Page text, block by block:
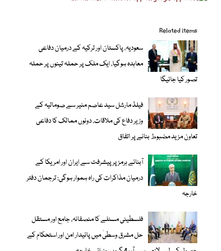
Related items
سعودیہ، پاکستان اور ترکیہ کے درمیان دفاعی
معاہدہ ہوگیا، ایک ملک پر حملہ تینوں پر حملہ
تصور کیا جائیگا
فیلڈ مارشل سید عاصم منیر سے صومالیہ کے
وزیر دفاع کی ملاقات، دونوں ممالک کا دفاعی
تعاون مزید مضبوط بنانے پر اتفاق
آبنائے ہرمز پر پیشرفت سے ایران اور امریکا کے
درمیان مذاکرات کی راہ ہموار ہوگی: ترجمان دفتر
خارجہ
فلسطینی مسئلے کا منصفانہ، جامع اور مستقل
حل مشرق وسطیٰ میں پائیدار امن اور استحکام کے